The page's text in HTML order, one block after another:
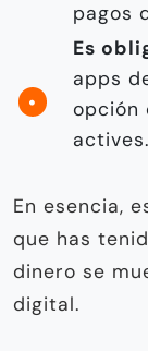
pagos
Es
apps
opción
actives.
En esencia,
que has
dinero se
digital.